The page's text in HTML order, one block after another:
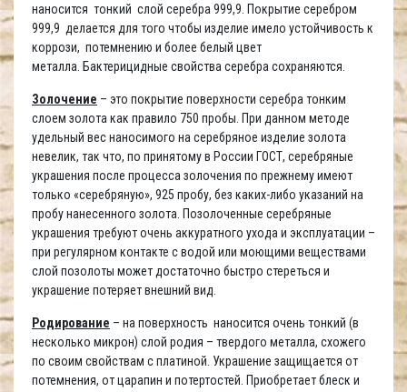
наносится тонкий слой серебра 999,9. Покрытие серебром
999,9 делается для того чтобы изделие имело устойчивость к
коррози, потемнению и более белый цвет
металла. Бактерицидные свойства серебра сохраняются.
Золочение – это покрытие поверхности серебра тонким
слоем золота как правило 750 пробы. При данном методе
удельный вес наносимого на серебряное изделие золота
невелик, так что, по принятому в России ГОСТ, серебряные
украшения после процесса золочения по прежнему имеют
только «серебряную», 925 пробу, без каких-либо указаний на
пробу нанесенного золота. Позолоченные серебряные
украшения требуют очень аккуратного ухода и эксплуатации –
при регулярном контакте с водой или моющими веществами
слой позолоты может достаточно быстро стереться и
украшение потеряет внешний вид.
Родирование – на поверхность наносится очень тонкий (в
несколько микрон) слой родия – твердого металла, схожего
по своим свойствам с платиной. Украшение защищается от
потемнения, от царапин и потертостей. Приобретает блеск и